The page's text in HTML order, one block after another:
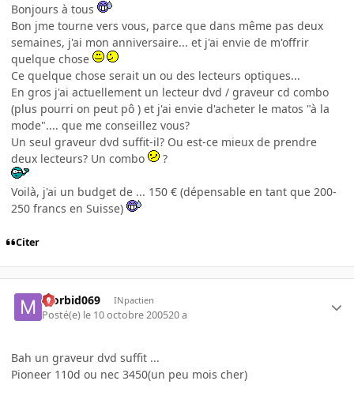
Bonjours à tous
Bon jme tourne vers vous, parce que dans même pas deux
semaines, j'ai mon anniversaire... et j'ai envie de m'offrir
quelque chose
Ce quelque chose serait un ou des lecteurs optiques...
En gros j'ai actuellement un lecteur dvd / graveur cd combo
(plus pourri on peut pô ) et j'ai envie d'acheter le matos "à la
mode".... que me conseillez vous?
Un seul graveur dvd suffit-il? Ou est-ce mieux de prendre
deux lecteurs? Un combo
?
Voilà, j'ai un budget de ... 150 € (dépensable en tant que 200-
250 francs en Suisse)
Citer
Morbid069 INpactien
Posté(e) le 10 octobre 200520 a
Bah un graveur dvd suffit ...
Pioneer 110d ou nec 3450(un peu mois cher)